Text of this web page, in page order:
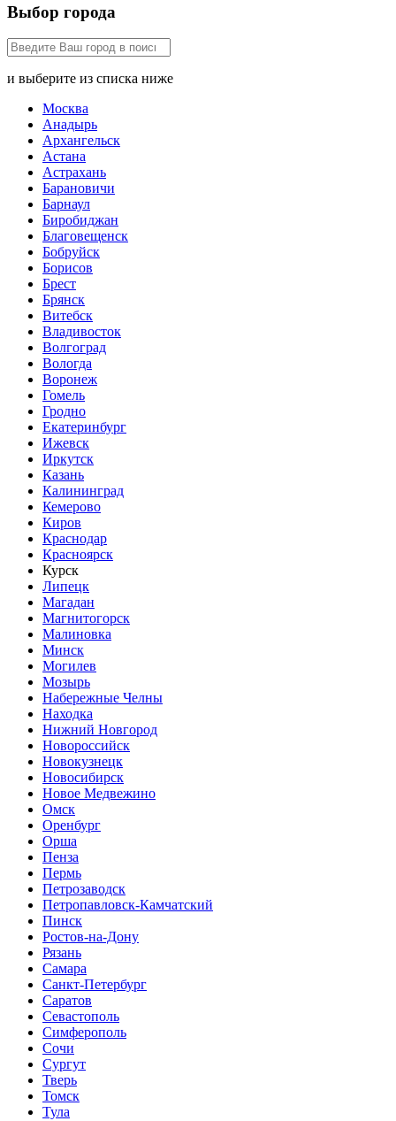
Выбор города
и выберите из списка ниже
Москва
Анадырь
Архангельск
Астана
Астрахань
Барановичи
Барнаул
Биробиджан
Благовещенск
Бобруйск
Борисов
Брест
Брянск
Витебск
Владивосток
Волгоград
Вологда
Воронеж
Гомель
Гродно
Екатеринбург
Ижевск
Иркутск
Казань
Калининград
Кемерово
Киров
Краснодар
Красноярск
Курск
Липецк
Магадан
Магнитогорск
Малиновка
Минск
Могилев
Мозырь
Набережные Челны
Находка
Нижний Новгород
Новороссийск
Новокузнецк
Новосибирск
Новое Медвежино
Омск
Оренбург
Орша
Пенза
Пермь
Петрозаводск
Петропавловск-Камчатский
Пинск
Ростов-на-Дону
Рязань
Самара
Санкт-Петербург
Саратов
Севастополь
Симферополь
Сочи
Сургут
Тверь
Томск
Тула